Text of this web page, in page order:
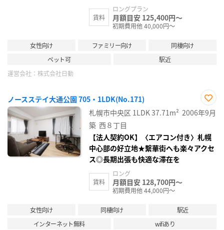
賃料
ロングプラン
月額目安 125,400円～
初期費用他 40,000円～
女性向け ファミリー向け
同棲向け
ペット可
駅近
運営会社： 株式会社日動
ノースステイ大通公園 705・1LDK(No.171)
お気
に入
札幌市中央区 1LDK37.71m² 2006年9月
築 西８丁目
【法人契約OK】〈エアコン付き〉札幌
中心部の好立地★繫華街へも楽々アクセ
ス◎長期出張も快適な滞在を
賃料
ロング
月額目安 128,700円～
初期費用他 44,000円～
女性向け 同棲向け
駅近
インターネット無料
wifiあり